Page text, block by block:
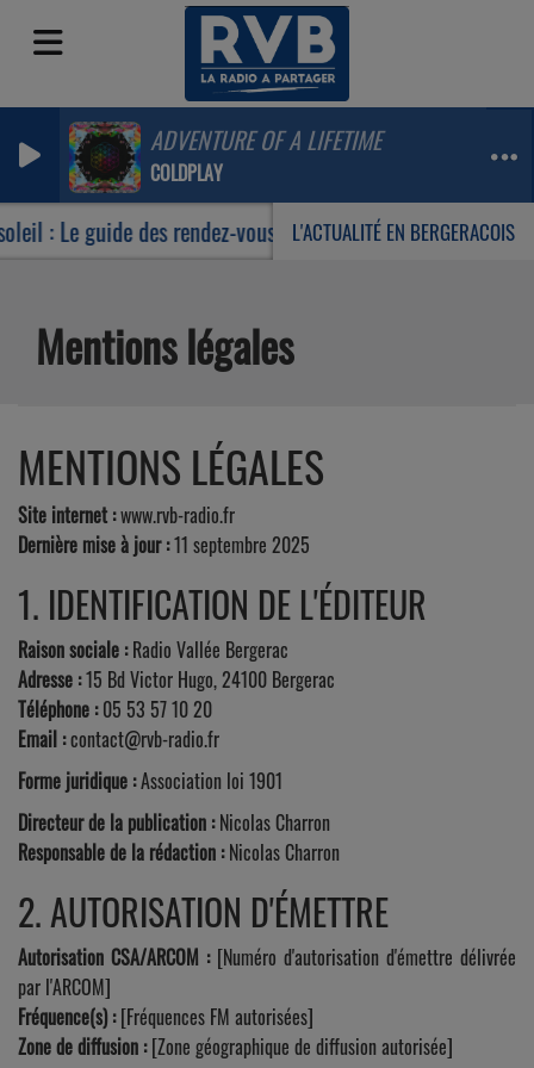
ADVENTURE OF A LIFETIME
COLDPLAY
L'ACTUALITÉ EN BERGERACOIS
Le guide des rendez-vous incontournables de votre été
Mentions légales
MENTIONS LÉGALES
Site internet :www.rvb-radio.fr
Dernière mise à jour :11 septembre 2025
1. IDENTIFICATION DE L'ÉDITEUR
Raison sociale :Radio Vallée Bergerac
Adresse :15 Bd Victor Hugo, 24100 Bergerac
Téléphone :05 53 57 10 20
Email :contact@rvb-radio.fr
Forme juridique :Association loi 1901
Directeur de la publication :Nicolas Charron
Responsable de la rédaction :Nicolas Charron
2. AUTORISATION D'ÉMETTRE
Autorisation CSA/ARCOM :[Numéro d'autorisation d'émettre délivrée
par l'ARCOM]
Fréquence(s) :[Fréquences FM autorisées]
Zone de diffusion :[Zone géographique de diffusion autorisée]